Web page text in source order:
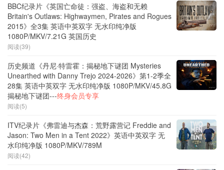
BBC纪录片《英国亡命徒：强盗、海盗和无赖
Britain's Outlaws: Highwaymen, Pirates and Rogues
2015》全3集 英语中英双字 无水印纯净版
1080P/MKV/7.21G 英国历史
阅读(39)
历史频道《丹尼·特雷霍：揭秘地下谜团 Mysteries
Unearthed with Danny Trejo 2024-2026》第1-2季全
28集 英语中英双字 无水印纯净版 1080P/MKV/45.8G
揭秘地下谜团---终身会员专享
阅读(5)
ITV纪录片《弗雷迪与杰森：荒野露营记 Freddie and
Jason: Two Men in a Tent 2022》英语中英双字 无
水印纯净版 1080P/MKV/789M
阅读(42)